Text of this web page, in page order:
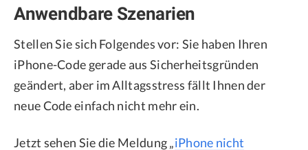
Anwendbare Szenarien
Stellen Sie sich Folgendes vor: Sie haben Ihren
iPhone-Code gerade aus Sicherheitsgründen
geändert, aber im Alltagsstress fällt Ihnen der
neue Code einfach nicht mehr ein.
Jetzt sehen Sie die Meldung „iPhone nicht